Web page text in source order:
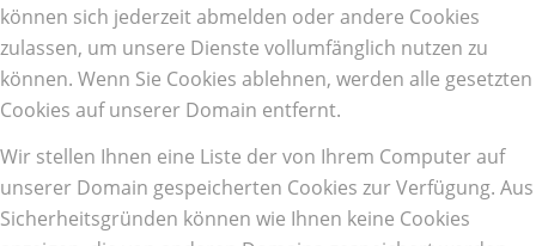
können sich jederzeit abmelden oder andere Cookies
zulassen, um unsere Dienste vollumfänglich nutzen zu
können. Wenn Sie Cookies ablehnen, werden alle gesetzten
Cookies auf unserer Domain entfernt.
Wir stellen Ihnen eine Liste der von Ihrem Computer auf
unserer Domain gespeicherten Cookies zur Verfügung. Aus
Sicherheitsgründen können wie Ihnen keine Cookies